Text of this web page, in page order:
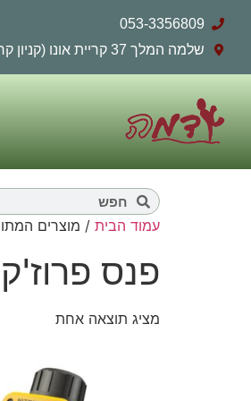
053-3356809
שלמה המלך 37 קריית אונו (קניון קריית אונו, צמוד לארומה מבחוץ)
עמוד הבית / מוצרים
פנס
מציג תוצאה אחת